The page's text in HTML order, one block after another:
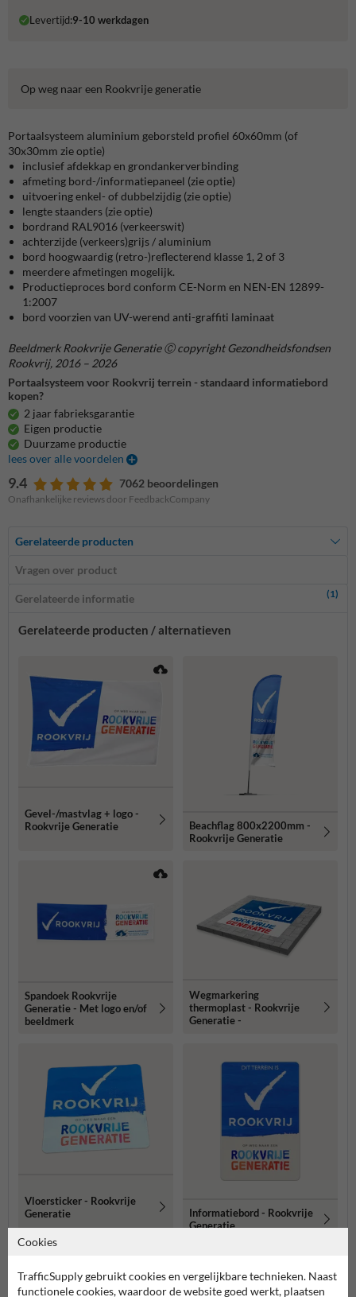
Levertijd:9-10 werkdagen
Op weg naar een Rookvrije generatie
Portaalsysteem aluminium geborsteld profiel 60x60mm (of
30x30mm zie optie)
inclusief afdekkap en grondankerverbinding
afmeting bord-/informatiepaneel (zie optie)
uitvoering enkel- of dubbelzijdig (zie optie)
lengte staanders (zie optie)
bordrand RAL9016 (verkeerswit)
achterzijde (verkeers)grijs / aluminium
bord hoogwaardig (retro-)reflecterend klasse 1, 2 of 3
meerdere afmetingen mogelijk.
Productieproces bord conform CE-Norm en NEN-EN 12899-
1:2007
bord voorzien van UV-werend anti-graffiti laminaat
Beeldmerk Rookvrije Generatie Ⓒ copyright Gezondheidsfondsen
Rookvrij, 2016 – 2026
Portaalsysteem voor Rookvrij terrein - standaard informatiebord
kopen?
2 jaar fabrieksgarantie
Eigen productie
Duurzame productie
lees over alle voordelen
9.4 7062 beoordelingen
Onafhankelijke reviews door FeedbackCompany
Gerelateerde producten
Vragen over product
Gerelateerde informatie (1)
Gerelateerde producten / alternatieven
Gevel-/mastvlag + logo -
Rookvrije Generatie
Beachflag 800x2200mm -
Rookvrije Generatie
Spandoek Rookvrije
Generatie - Met logo en/of
beeldmerk
Wegmarkering
thermoplast - Rookvrije
Generatie -
Vloersticker - Rookvrije
Generatie
Informatiebord - Rookvrije
Generatie
Cookies
TrafficSupply gebruikt cookies en vergelijkbare technieken. Naast
functionele cookies, waardoor de website goed werkt, plaatsen